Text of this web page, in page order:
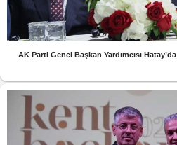
AK Parti Genel Başkan Yardımcısı Hatay’da